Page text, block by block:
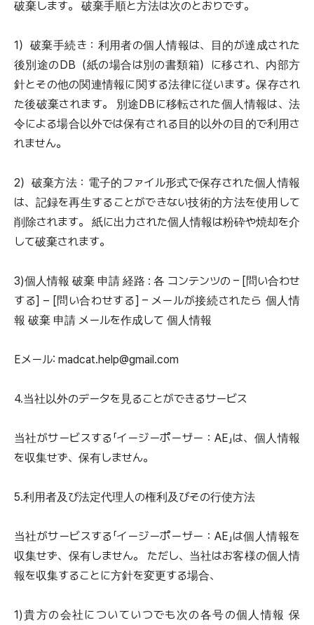
破棄します。 破棄手順と方法は次のとおりです。
1）破棄手続き：利用者の個人情報は、目的が達成された
後別途のDB（紙の場合は別の書類箱）に移され、内部方
針とその他の関連情報に関する法律に従います。保存され
た後破棄されます。 別途DBに移転された個人情報は、法
令による場合以外では保有される目的以外の目的で利用さ
れません。
2）破棄方法：電子的ファイル形式で保存された個人情報
は、記録を再生することができない技術的方法を使用して
削除されます。 紙に出力された個人情報は粉砕や焼却を介
して破棄されます。
3)個人情報 破棄 申請 経路 : 各 コンテンツの – [問い合わせ
する] – [問い合わせする] – メールが接続されたら 個人情
報 破棄 申請 メールを作成して 個人情報
Eメール: madcat.help@gmail.com
4.当社以外のデータを見ることができるサービス
当社がサービスする「イージーポーザー：AE」は、個人情報
を収集せず、保有しません。
5.利用者及び法定代理人の権利及びその行使方法
当社がサービスする「イージーポーザー：AE」は個人情報を
収集せず、保有しません。 ただし、当社はお客様の個人情
報を収集することに方針を変更する場合、
1)貴方の会社についていつでも次の各号の個人情報 保